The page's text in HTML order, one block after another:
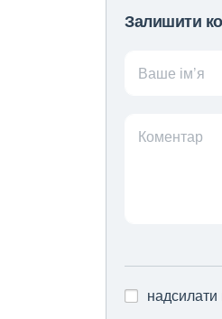
Залишити
Ваше ім’я
Коментар
надсилати